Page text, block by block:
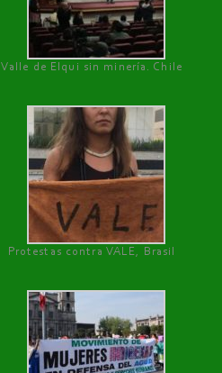
Valle de Elqui sin minería. Chile
Protestas contra VALE, Brasil